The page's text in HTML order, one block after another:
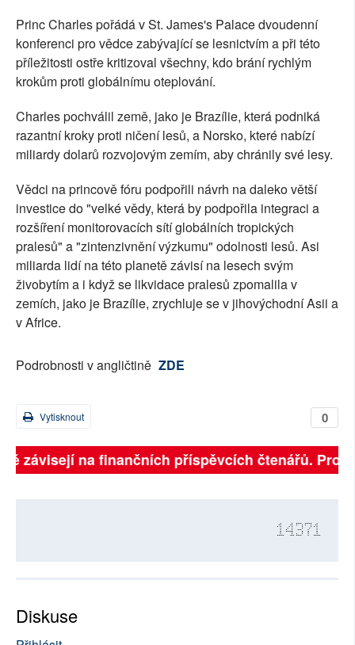
Princ Charles pořádá v St. James's Palace dvoudenní
konferenci pro vědce zabývající se lesnictvím a při této
příležitosti ostře kritizoval všechny, kdo brání rychlým
krokům proti globálnímu oteplování.
Charles pochválil země, jako je Brazílie, která podniká
razantní kroky proti ničení lesů, a Norsko, které nabízí
miliardy dolarů rozvojovým zemím, aby chránily své lesy.
Vědci na princově fóru podpořili návrh na daleko větší
investice do "velké vědy, která by podpořila integraci a
rozšíření monitorovacích sítí globálních tropických
pralesů" a "zintenzivnění výzkumu" odolnosti lesů. Asi
miliarda lidí na této planetě závisí na lesech svým
živobytím a i když se likvidace pralesů zpomalila v
zemích, jako je Brazílie, zrychluje se v jihovýchodní Asii a
v Africe.
Podrobnosti v angličtině ZDE
0
Vytisknout
závisejí na finančních příspěvcích čtenářů.
14371
Diskuse